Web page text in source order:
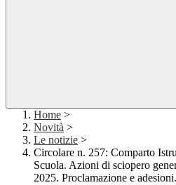
Home >
Novità >
Le notizie >
Circolare n. 257: Comparto
Scuola. Azioni di sciopero
2025. Proclamazione e adesioni.